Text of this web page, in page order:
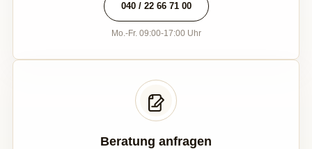
040 / 22 66 71 00
Mo.-Fr. 09:00-17:00 Uhr
Beratung anfragen